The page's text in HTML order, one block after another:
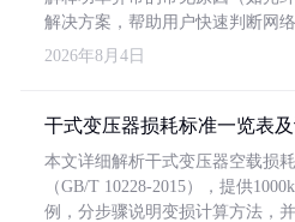
解决方案，帮助用户快速判断网络
2026年8月4日
干式变压器损耗标准一览表
本文详细解析干式变压器空载损
（GB/T 10228-2015），提供
例，分步骤说明变损计算方法，